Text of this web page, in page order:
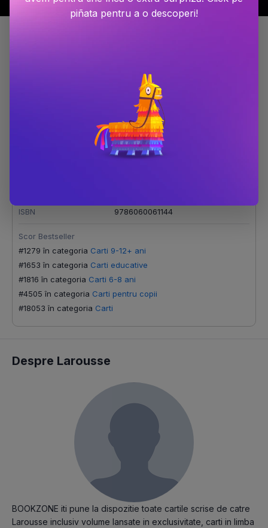
110
ISBN 9786060061144
Scor Bestseller
#1279 în categoria Carti 9-12+ ani
#1653 în categoria Carti educative
#1816 în categoria Carti 6-8 ani
#4505 în categoria Carti pentru copii
#18053 în categoria Carti
Despre Larousse
BOOKZONE iti pune la dispozitie toate cartile scrise de catre
Larousse inclusiv volume lansate in exclusivitate, carti in limba
piñata pentru a o descoperi!